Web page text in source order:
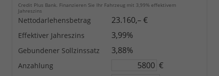
Credit Plus Bank. Finanzieren Sie Ihr Fahrzeug mit 3,99% effektivem
Jahreszins
Nettodarlehensbetrag 23.160,– €
Effektiver Jahreszins 3,99%
Gebundener Sollzinssatz 3,88%
Anzahlung €